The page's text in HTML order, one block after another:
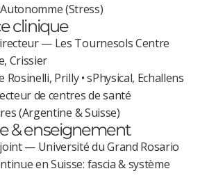
(Stress)
clinique
— Les Tournesols Centre
Crissier
Prilly • sPhysical, Echallens
de centres de santé
(Argentine & Suisse)
& enseignement
— Université du Grand Rosario
en Suisse: fascia & système